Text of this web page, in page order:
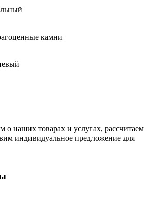
камни
о наших товарах и услугах, рассчитаем
индивидуальное предложение для